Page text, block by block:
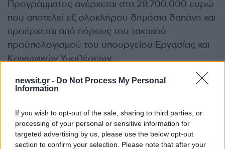
newsit.gr - Do Not Process My Personal
Information
If you wish to opt-out of the sale, sharing to third parties, or
processing of your personal or sensitive information for
targeted advertising by us, please use the below opt-out
section to confirm your selection. Please note that after your
Προγράμματος ανέρχεται στα 29.700.000 ευρώ
που αποτελεί εξ ολοκλήρου δημόσια δαπάνη και
προέρχεται από πόρους του τακτικού
προϋπολογισμού του υπουργείου Εργασίας και
Κοινωνικών Υποθέσεων.